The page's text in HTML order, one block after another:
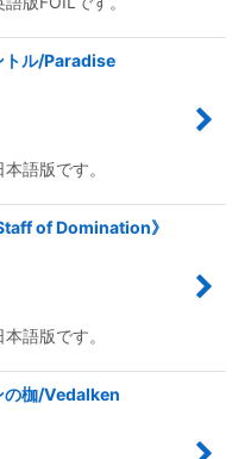
トル/Paradise
語版です。
of Domination》
語版です。
の枷/Vedalken